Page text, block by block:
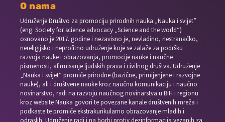
O nama
Udruženje Društvo za promociju prirodnih nauka „Nauka i svijet”
(eng. Society for science advocacy „Science and the world“)
osnovano je 2017. godine i nezavisno je, nevladino, nestranačko,
nereligijsko i neprofitno udruženje koje se zalaže za podršku
razvoja nauke i obrazovanja, promocije nauke i naučne
pismenosti, afirmisanje ljudskih prava i civilnog društva. Udruženje
„Nauka i svijet“ promiče prirodne (bazične, primijenjene i razvojne
nauke), ali i društvene nauke kroz naučnu komunikaciju i naučno
novinarstvo, radi na razvoju naučnog novinarstva u BiH i regionu
kroz website Nauka govori te povezane kanale društvenih mreža i
podkaste te promiče ekstrakurikularno obrazovanje mladih i
odraslih. Udruženje radi i na borbi protiv dezinformacija vezanih za